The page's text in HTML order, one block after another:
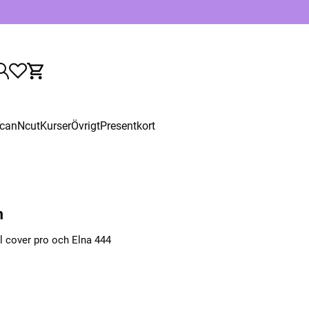
KurserÖvrigtPresentkort
cover pro och Elna 444